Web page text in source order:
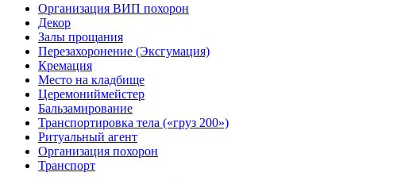
Организация ВИП похорон
Декор
Залы прощания
Перезахоронение (Эксгумация)
Кремация
Место на кладбище
Церемониймейстер
Бальзамирование
Транспортировка тела («груз 200»)
Ритуальный агент
Организация похорон
Транспорт